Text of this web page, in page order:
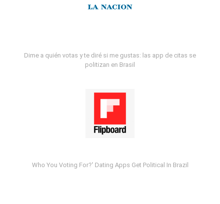
Dime a quién votas y te diré si me gustas: las app de citas se
politizan en Brasil
Who You Voting For?' Dating Apps Get Political In Brazil